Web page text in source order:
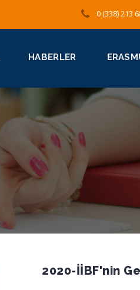
HABERLER
0 (338) 213
2020-İİBF'nin